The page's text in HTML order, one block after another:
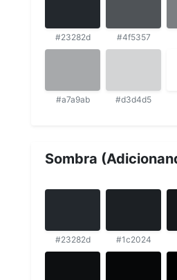
#23282d #4f5357
#a7a9ab #d3d4d5
Sombra
#23282d #1c2024